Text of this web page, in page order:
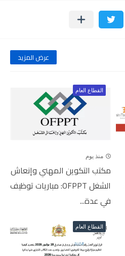
عرض المزيد
القطاع العام
منذ يوم
مكتب التكوين المهني وإنعاش
الشغل OFPPT: مباريات توظيف
في عدة...
القطاع العام